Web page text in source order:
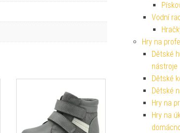
Vodní
Hry na
Dětské
nástroje
Dětské
Dětské
Hry na
Hry na